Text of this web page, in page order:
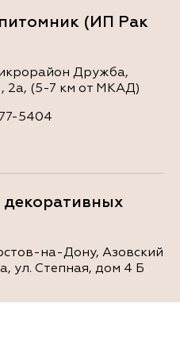
(ИП Рак
Дружба,
2а, (5-7 км от МКАД)
5404
на-Дону, Азовский
ул. Степная, дом 4 Б